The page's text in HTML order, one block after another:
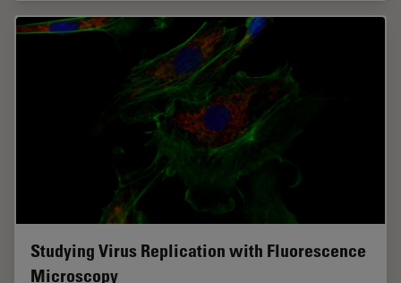
Studying Virus Replication with Fluorescence
Microscopy